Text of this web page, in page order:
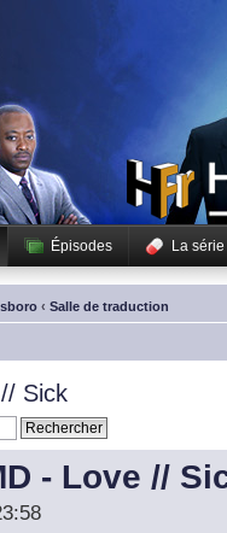
Épisodes La série
‹ Salle de traduction
Sick
- Love //